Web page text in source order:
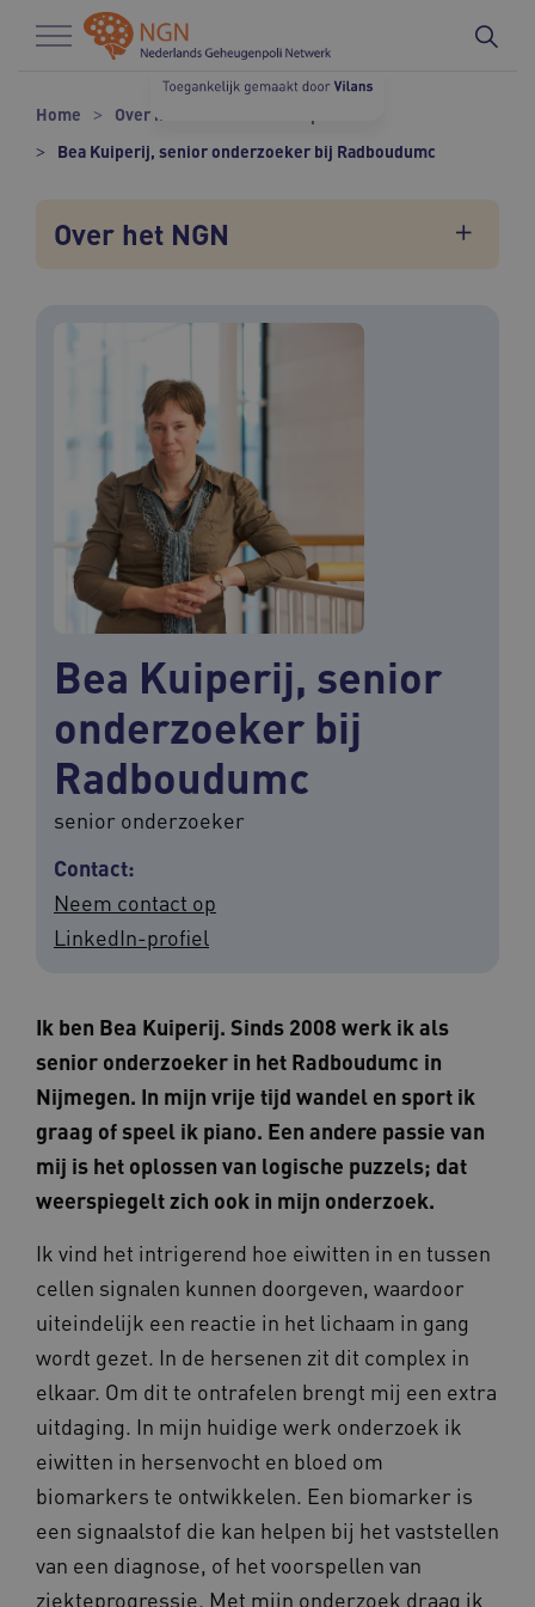
Naar hoofdinhoud
Naar footer
Home Over het NGN
Bea Kuiperij, senior onderzoeker bij Radboudumc
Over het NGN
Bea Kuiperij, senior
onderzoeker bij
Radboudumc
senior onderzoeker
Contact:
Neem contact op
LinkedIn-profiel
Ik ben Bea Kuiperij. Sinds 2008 werk ik als
senior onderzoeker in het Radboudumc in
Nijmegen. In mijn vrije tijd wandel en sport ik
graag of speel ik piano. Een andere passie van
mij is het oplossen van logische puzzels; dat
weerspiegelt zich ook in mijn onderzoek.
Ik vind het intrigerend hoe eiwitten in en tussen
cellen signalen kunnen doorgeven, waardoor
uiteindelijk een reactie in het lichaam in gang
wordt gezet. In de hersenen zit dit complex in
elkaar. Om dit te ontrafelen brengt mij een extra
uitdaging. In mijn huidige werk onderzoek ik
eiwitten in hersenvocht en bloed om
biomarkers te ontwikkelen. Een biomarker is
een signaalstof die kan helpen bij het vaststellen
van een diagnose, of het voorspellen van
ziekteprogressie. Met mijn onderzoek draag ik